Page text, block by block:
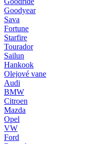
Goodyear
Sava
Fortune
Starfire
Tourador
Sailun
Hankook
Olejové vane
Audi
BMW
Citroen
Mazda
Opel
VW
Ford